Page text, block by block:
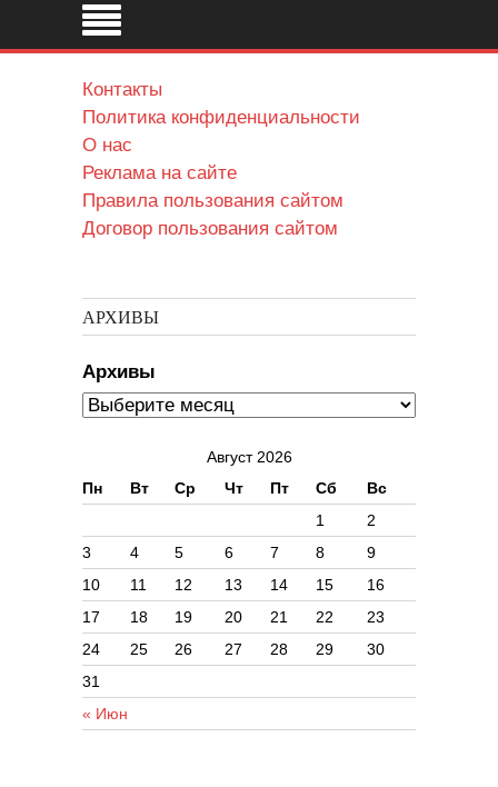
Контакты
Политика конфиденциальности
О нас
Реклама на сайте
Правила пользования сайтом
Договор пользования сайтом
АРХИВЫ
Архивы
Август 2026
Пн
Вт Ср Чт Пт Сб Вс
« Июн
1
2
3
4 5 6 7 8
9
10
11 12 13 14 15
16
17
18 19 20 21 22
23
24
25 26 27 28 29
30
31